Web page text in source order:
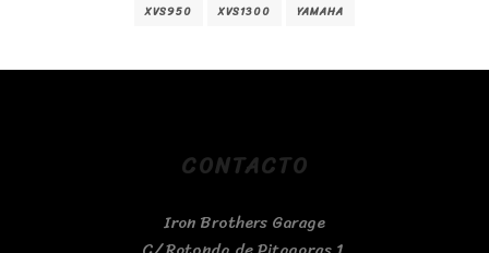
XVS950
XVS1300 YAMAHA
CONTACTO
Iron Brothers Garage